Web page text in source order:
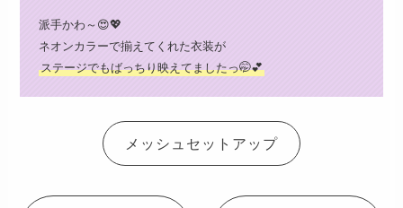
派手かわ～😍💖
ネオンカラーで揃えてくれた衣装が
ステージでもばっちり映えてましたっ🤭💕
メッシュセットアップ